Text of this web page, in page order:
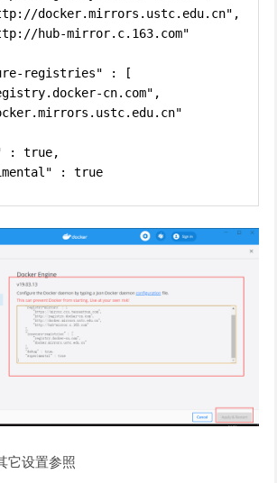
docker.mirrors.ustc.edu.cn",
hub-mirror.c.163.com"
registries" : [
cn.com",
: true,
: true
它设置参照